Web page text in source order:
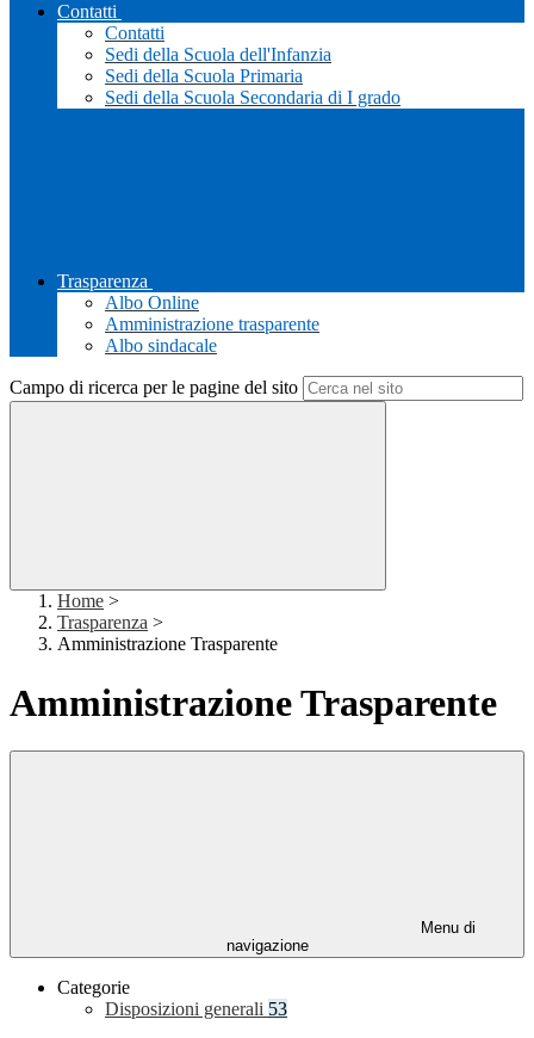
Contatti
Contatti
Sedi della Scuola dell'Infanzia
Sedi della Scuola Primaria
Sedi della Scuola Secondaria di I grado
Trasparenza
Albo Online
Amministrazione trasparente
Albo sindacale
Campo di ricerca per le pagine del sito
Home >
Trasparenza >
Amministrazione Trasparente
Amministrazione Trasparente
Menu di
navigazione
Categorie
Disposizioni generali 53